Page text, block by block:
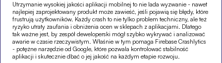
Utrzymanie wysokiej jakości aplikacji mobilnej to nie lada wyzwanie - nawet
najlepiej zaprojektowany produkt może zawieść, jeśli pojawią się błędy, które
frustrują użytkowników. Każdy crash to nie tylko problem techniczny, ale też
ryzyko utraty zaufania i obniżenia ocen w sklepach z aplikacjami. Dlatego
tak ważne jest, by zespół deweloperski mógł szybko wykrywać i analizować
awarie w czasie rzeczywistym. Właśnie w tym pomaga Firebase Crashlytics
- potężne narzędzie od Google, które pozwala kontrolować stabilność
aplikacji i skutecznie dbać o jej jakość na każdym etapie rozwoju.